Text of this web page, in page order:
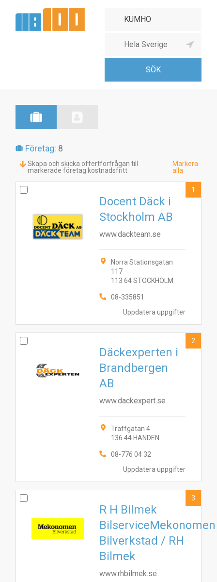
Företag: 8
Skapa och skicka offertförfrågan till
markerade företag kostnadsfritt
Markera
alla
Uppdatera uppgifter
Docent Däck i
Stockholm AB
www.dackteam.se
Norra Stationsgatan
117
113 64 STOCKHOLM
08-335851
1
Uppdatera uppgifter
Däckexperten i
Brandbergen
AB
www.dackexpert.se
Träffgatan 4
136 44 HANDEN
08-776 04 32
2
R H Bilmek
BilserviceMekonomen
Bilverkstad / RH
Bilmek
www.rhbilmek.se
3